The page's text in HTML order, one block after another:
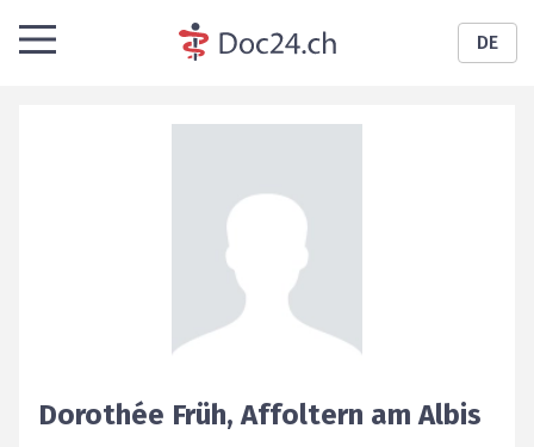
DE
Dorothée Früh,Affoltern am Albis